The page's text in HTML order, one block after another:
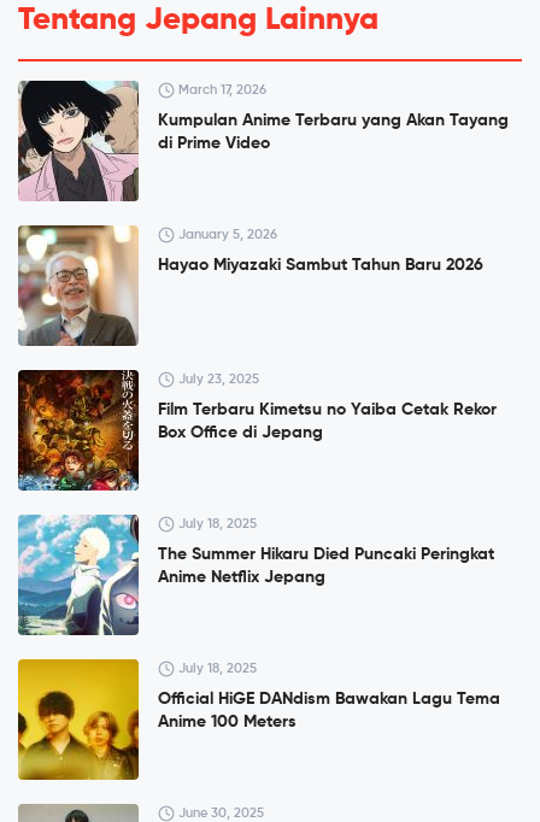
Tentang Jepang Lainnya
March 17, 2026
Kumpulan Anime Terbaru yang Akan Tayang
di Prime Video
January 5, 2026
Hayao Miyazaki Sambut Tahun Baru 2026
July 23, 2025
Film Terbaru Kimetsu no Yaiba Cetak Rekor
Box Office di Jepang
July 18, 2025
The Summer Hikaru Died Puncaki Peringkat
Anime Netflix Jepang
July 18, 2025
Official HiGE DANdism Bawakan Lagu Tema
Anime 100 Meters
June 30, 2025